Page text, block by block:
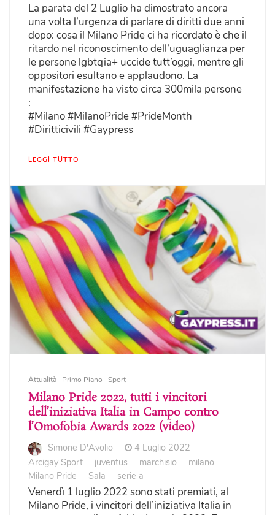
La parata del 2 Luglio ha dimostrato ancora
una volta l’urgenza di parlare di diritti due anni
dopo: cosa il Milano Pride ci ha ricordato è che il
ritardo nel riconoscimento dell’uguaglianza per
le persone lgbtqia+ uccide tutt’oggi, mentre gli
oppositori esultano e applaudono. La
manifestazione ha visto circa 300mila persone
:
#Milano #MilanoPride #PrideMonth
#Diritticivili #Gaypress
LEGGI TUTTO
Attualità Primo Piano Sport
Milano Pride 2022, tutti i vincitori
dell’iniziativa Italia in Campo contro
l’Omofobia Awards 2022 (video)
Simone D'Avolio
4 Luglio 2022
Arcigay Sport
juventus marchisio
milano
Milano Pride
Sala serie a
Venerdì 1 luglio 2022 sono stati premiati, al
Milano Pride, i vincitori dell’iniziativa Italia in